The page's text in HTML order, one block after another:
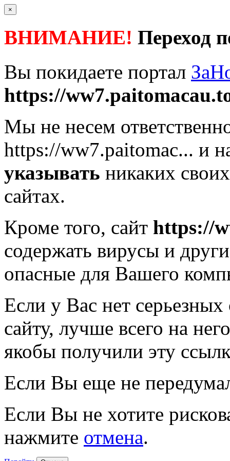
×
ВНИМАНИЕ! Переход
Вы покидаете портал
https://
Мы не несем
https://ww7.paitomac... и
указывать никаких
сайтах.
Кроме того, сайт https://
содержать вирусы и
опасные для Вашего
Если у Вас нет
сайту, лучше всего на
якобы получили эту
Если Вы еще не
Если Вы не хотите
нажмите отмена.